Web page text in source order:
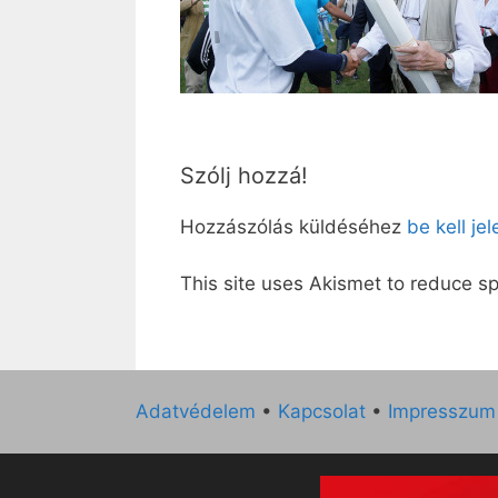
Szólj hozzá!
Hozzászólás küldéséhez be kell
This site uses Akismet to reduce
Adatvédelem • Kapcsolat • Impresszum